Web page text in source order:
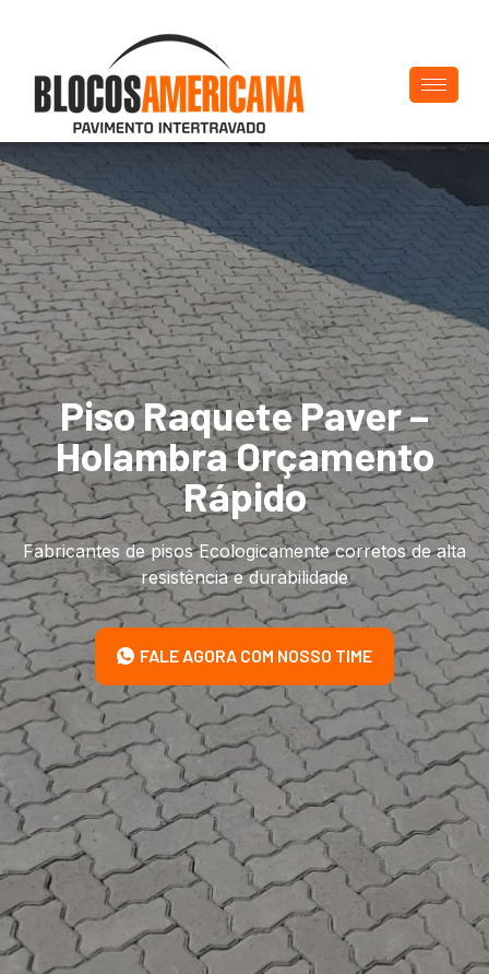
Piso Raquete Paver –
Holambra Orçamento
Rápido
Fabricantes de pisos Ecologicamente corretos de alta
resistência e durabilidade
FALE AGORA COM NOSSO TIME